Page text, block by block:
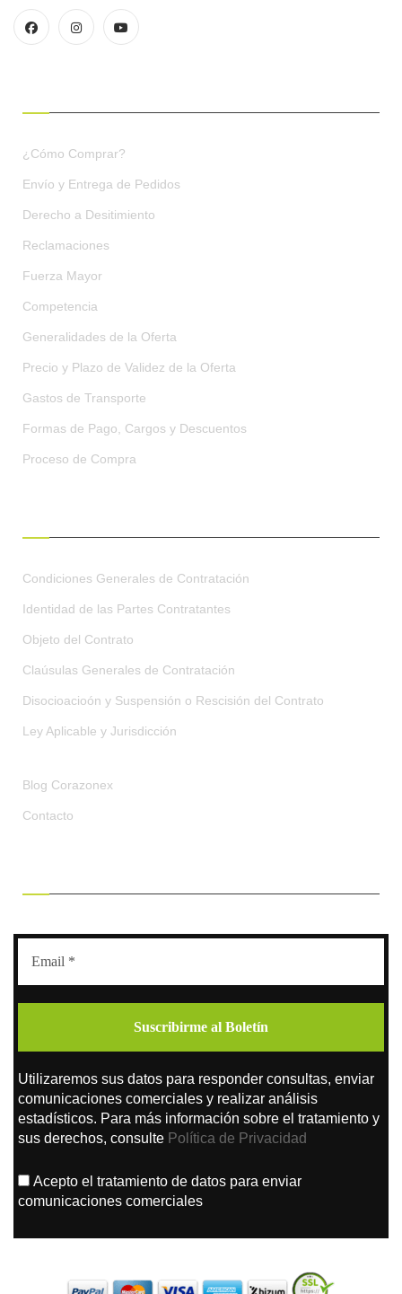
¿Cómo Comprar?
Envío y Entrega de Pedidos
Derecho a Desitimiento
Reclamaciones
Fuerza Mayor
Competencia
Generalidades de la Oferta
Precio y Plazo de Validez de la Oferta
Gastos de Transporte
Formas de Pago, Cargos y Descuentos
Proceso de Compra
Condiciones Generales de Contratación
Identidad de las Partes Contratantes
Objeto del Contrato
Claúsulas Generales de Contratación
Disocioacioón y Suspensión o Rescisión del Contrato
Ley Aplicable y Jurisdicción
Blog Corazonex
Contacto
Utilizaremos sus datos para responder consultas, enviar
comunicaciones comerciales y realizar análisis
estadísticos. Para más información sobre el tratamiento y
sus derechos, consulte Política de Privacidad
Acepto el tratamiento de datos para enviar
comunicaciones comerciales